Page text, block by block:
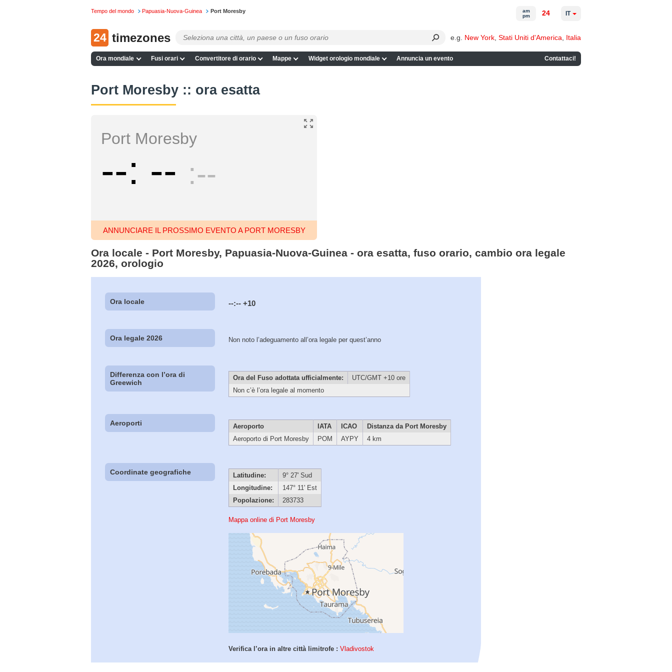
Tempo del mondo Papuasia-Nuova-Guinea Port Moresby
24 timezones e.g. New York Stati Uniti d'America Italia
Ora mondiale Fusi orari Convertitore di orario Mappe Widget orologio mondiale Annuncia un evento Contattaci!
am
pm
24 IT
Port Moresby :: ora esatta
Port Moresby
-- -- --
ANNUNCIARE IL PROSSIMO EVENTO A PORT MORESBY
Ora locale - Port Moresby, Papuasia-Nuova-Guinea - ora esatta, fuso orario, cambio ora legale
2026, orologio
Ora locale --:-- +10
Ora legale 2026 Non noto l’adeguamento all’ora legale per quest’anno
Differenza con l’ora di
Greewich
Ora del Fuso adottata ufficialmente:
UTC/GMT +10 ore
Non c’è l’ora legale al momento
Aeroporti Aeroporto IATA ICAO
Distanza da Port Moresby
Aeroporto di Port Moresby
POM AYPY 4 km
Coordinate geografiche Latitudine:
9° 27' Sud
Longitudine:
147° 11' Est
Popolazione:
283733
Mappa online di Port Moresby
Verifica l’ora in altre città limitrofe : Vladivostok